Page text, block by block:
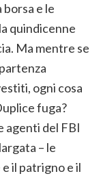
borsa e le
quindicenne
Ma mentre se
ogni cosa
fuga?
agenti del FBI
– le
il patrigno e il